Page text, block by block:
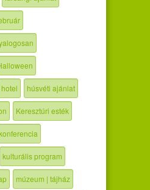
hotel húsvéti ajánlat
Keresztúri esték
kulturális program
múzeum | tájház